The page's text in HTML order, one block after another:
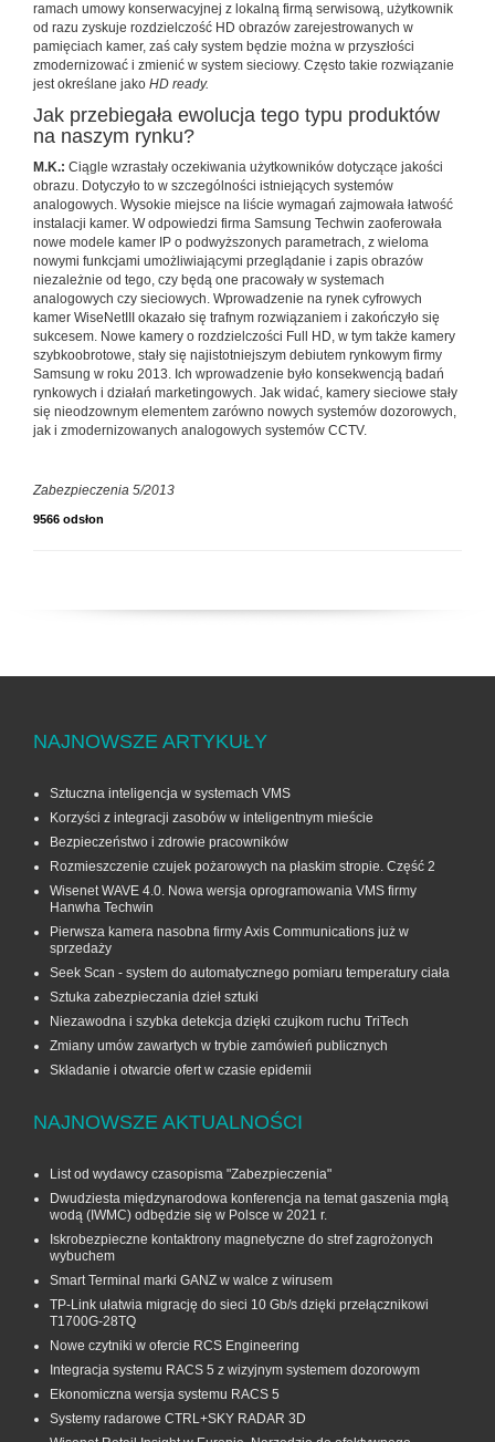
ramach umowy konserwacyjnej z lokalną firmą serwisową, użytkownik
od razu zyskuje rozdzielczość HD obrazów zarejestrowanych w
pamięciach kamer, zaś cały system będzie można w przyszłości
zmodernizować i zmienić w system sieciowy. Często takie rozwiązanie
jest określane jako HD ready.
Jak przebiegała ewolucja tego typu produktów
na naszym rynku?
M.K.: Ciągle wzrastały oczekiwania użytkowników dotyczące jakości
obrazu. Dotyczyło to w szczególności istniejących systemów
analogowych. Wysokie miejsce na liście wymagań zajmowała łatwość
instalacji kamer. W odpowiedzi firma Samsung Techwin zaoferowała
nowe modele kamer IP o podwyższonych parametrach, z wieloma
nowymi funkcjami umożliwiającymi przeglądanie i zapis obrazów
niezależnie od tego, czy będą one pracowały w systemach
analogowych czy sieciowych. Wprowadzenie na rynek cyfrowych
kamer WiseNetIII okazało się trafnym rozwiązaniem i zakończyło się
sukcesem. Nowe kamery o rozdzielczości Full HD, w tym także kamery
szybkoobrotowe, stały się najistotniejszym debiutem rynkowym firmy
Samsung w roku 2013. Ich wprowadzenie było konsekwencją badań
rynkowych i działań marketingowych. Jak widać, kamery sieciowe stały
się nieodzownym elementem zarówno nowych systemów dozorowych,
jak i zmodernizowanych analogowych systemów CCTV.
Zabezpieczenia 5/2013
9566 odsłon
NAJNOWSZE ARTYKUŁY
Sztuczna inteligencja w systemach VMS
Korzyści z integracji zasobów w inteligentnym mieście
Bezpieczeństwo i zdrowie pracowników
Rozmieszczenie czujek pożarowych na płaskim stropie. Część 2
Wisenet WAVE 4.0. Nowa wersja oprogramowania VMS firmy
Hanwha Techwin
Pierwsza kamera nasobna firmy Axis Communications już w
sprzedaży
Seek Scan - system do automatycznego pomiaru temperatury ciała
Sztuka zabezpieczania dzieł sztuki
Niezawodna i szybka detekcja dzięki czujkom ruchu TriTech
Zmiany umów zawartych w trybie zamówień publicznych
Składanie i otwarcie ofert w czasie epidemii
NAJNOWSZE AKTUALNOŚCI
List od wydawcy czasopisma "Zabezpieczenia"
Dwudziesta międzynarodowa konferencja na temat gaszenia mgłą
wodą (IWMC) odbędzie się w Polsce w 2021 r.
Iskrobezpieczne kontaktrony magnetyczne do stref zagrożonych
wybuchem
Smart Terminal marki GANZ w walce z wirusem
TP-Link ułatwia migrację do sieci 10 Gb/s dzięki przełącznikowi
T1700G‑28TQ
Nowe czytniki w ofercie RCS Engineering
Integracja systemu RACS 5 z wizyjnym systemem dozorowym
Ekonomiczna wersja systemu RACS 5
Systemy radarowe CTRL+SKY RADAR 3D